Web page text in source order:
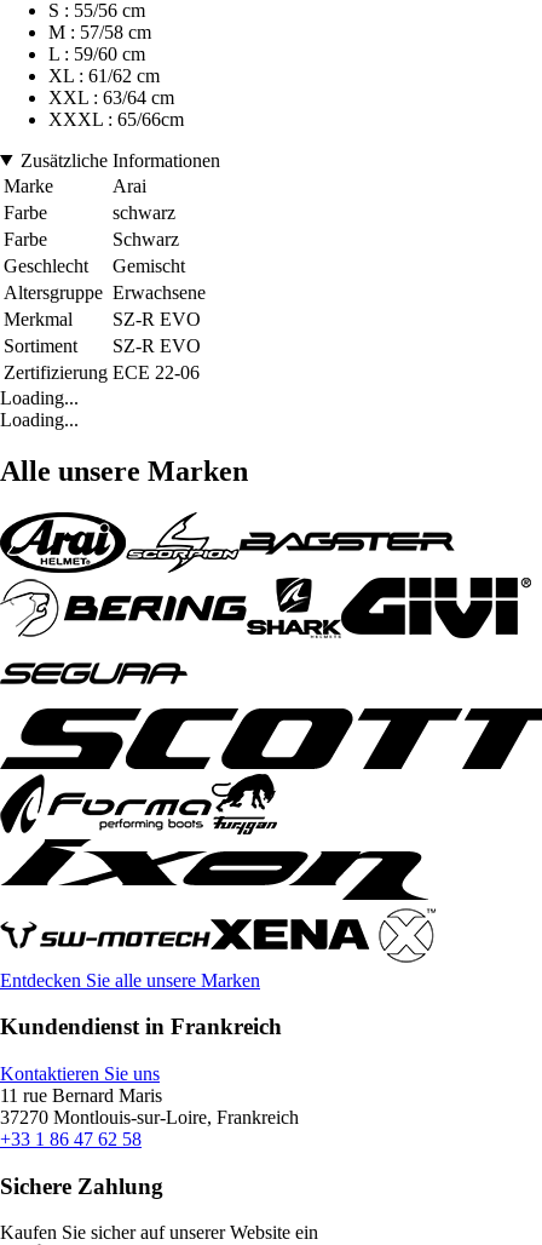
S : 55/56 cm
M : 57/58 cm
L : 59/60 cm
XL : 61/62 cm
XXL : 63/64 cm
XXXL : 65/66cm
Zusätzliche Informationen
Marke
Arai
Farbe
schwarz
Farbe
Schwarz
Geschlecht
Gemischt
Altersgruppe Erwachsene
Merkmal
SZ-R EVO
Sortiment
SZ-R EVO
Zertifizierung ECE 22-06
Loading...
Loading...
Alle unsere Marken
Entdecken Sie alle unsere Marken
Kundendienst in Frankreich
Kontaktieren Sie uns
11 rue Bernard Maris
37270 Montlouis-sur-Loire, Frankreich
+33 1 86 47 62 58
Sichere Zahlung
Kaufen Sie sicher auf unserer Website ein